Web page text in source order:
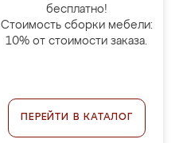
бесплатно!
Стоимость сборки мебели:
10% от стоимости заказа.
ПЕРЕЙТИ В КАТАЛОГ